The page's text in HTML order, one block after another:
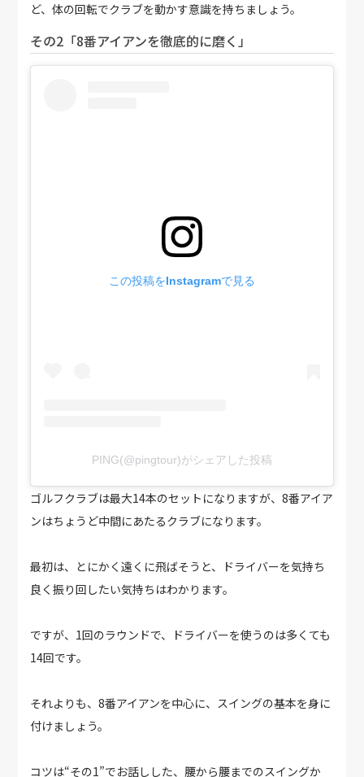
ど、体の回転でクラブを動かす意識を持ちましょう。
その2「8番アイアンを徹底的に磨く」
この投稿をInstagramで見る
PING(@pingtour)がシェアした投稿
ゴルフクラブは最大14本のセットになりますが、8番アイア
ンはちょうど中間にあたるクラブになります。
最初は、とにかく遠くに飛ばそうと、ドライバーを気持ち
良く振り回したい気持ちはわかります。
ですが、1回のラウンドで、ドライバーを使うのは多くても
14回です。
それよりも、8番アイアンを中心に、スイングの基本を身に
付けましょう。
コツは“その1”でお話しした、腰から腰までのスイングか